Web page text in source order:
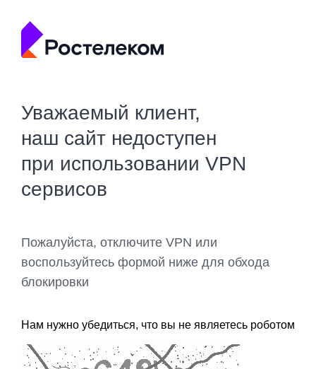
Уважаемый клиент,
наш сайт недоступен
при использовании VPN
сервисов
Пожалуйста, отключите VPN или
воспользуйтесь формой ниже для обхода
блокировки
Нам нужно убедиться, что вы не являетесь роботом